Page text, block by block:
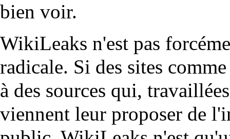
bien voir.
WikiLeaks n'est pas
radicale. Si des sites
à des sources qui,
viennent leur proposer de